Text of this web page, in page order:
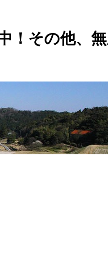
！その他、